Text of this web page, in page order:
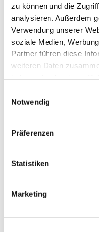
zu können und die
analysieren. Außerdem
Verwendung unserer
soziale Medien,
Partner führen diese
weiteren Daten
Notwendig
Präferenzen
Statistiken
Marketing
Dies